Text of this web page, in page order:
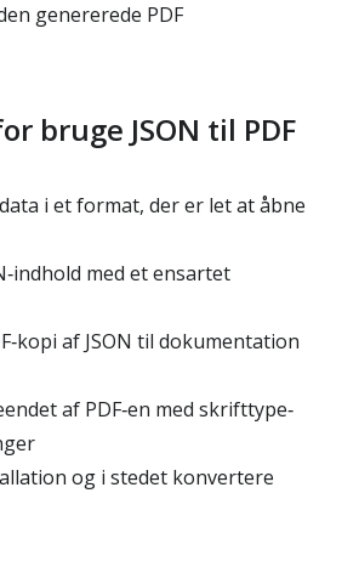
genererede PDF
bruge JSON til PDF
i et format, der er let at åbne
med et ensartet
af JSON til dokumentation
af PDF‑en med skrifttype‑
og i stedet konvertere